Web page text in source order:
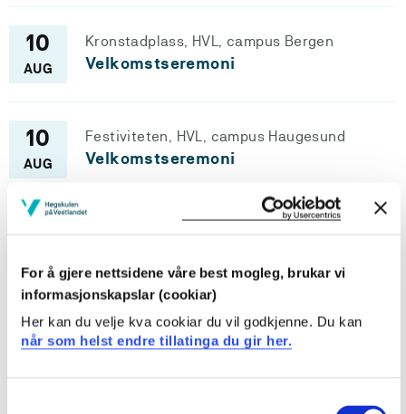
For å gjere nettsidene våre best mogleg, brukar vi
informasjonskapslar (cookiar)
Her kan du velje kva cookiar du vil godkjenne. Du kan
når som helst endre tillatinga du gir her.
10
AUG
Kronstadplass, HVL, campus Bergen
Velkomstseremoni
10
AUG
Festiviteten, HVL, campus Haugesund
Velkomstseremoni
Sjå fleire arrangement